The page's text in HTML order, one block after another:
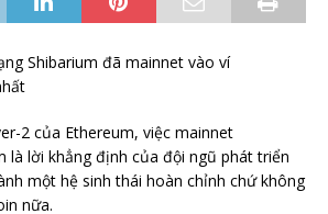
Shibarium đã mainnet vào ví
2 của Ethereum, việc mainnet
là lời khẳng định của đội ngũ phát triển
một hệ sinh thái hoàn chỉnh chứ không
nữa.